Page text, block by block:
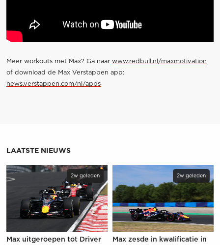
Meer workouts met Max? Ga naar www.redbull.nl/maxmotivation
of download de Max Verstappen app:
news.verstappen.com/nl/apps
LAATSTE NIEUWS
2w geleden
Max uitgeroepen tot Driver
2w geleden
Max zesde in kwalificatie in